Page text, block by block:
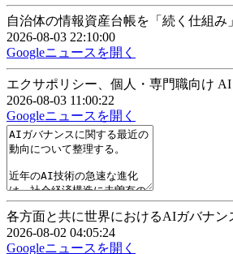
自治体の情報資産台帳を「続く仕組み
2026-08-03 22:10:00
Googleニュースを開く
エクサポリシー、個人・専門職向け AI
2026-08-03 11:00:22
Googleニュースを開く
各方面と共に世界におけるAIガバナン
2026-08-02 04:05:24
Googleニュースを開く